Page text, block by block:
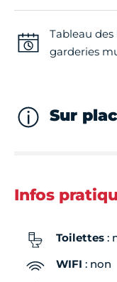
Tableau des
garderies
Sur
Infos
Toilettes :
WIFI : non